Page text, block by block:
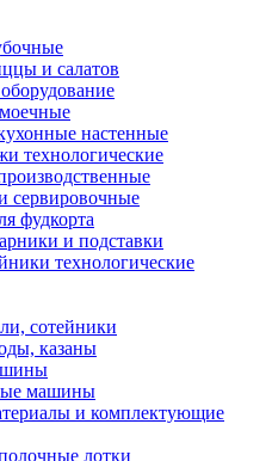
и салатов
настенные
технологические
сервировочные
фудкорта
и подставки
технологические
сотейники
казаны
машины
и комплектующие
лотки